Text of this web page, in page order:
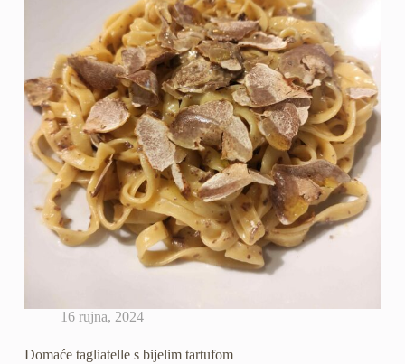
16 rujna, 2024
Domaće tagliatelle s bijelim tartufom